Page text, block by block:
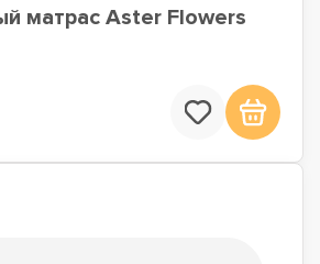
матрас Aster Flowers